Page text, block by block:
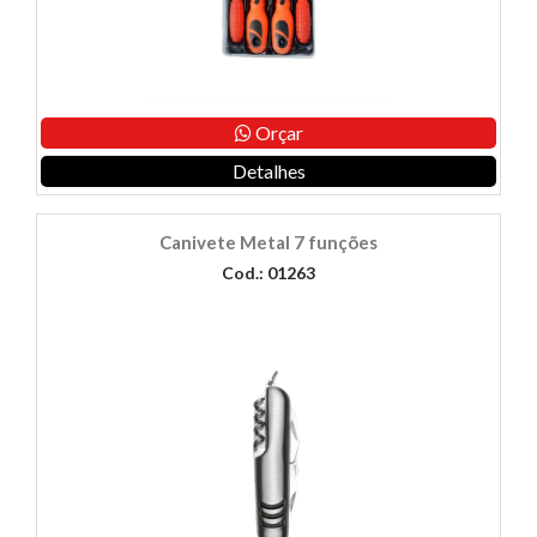
Orçar
Detalhes
Canivete Metal 7 funções
Cod.: 01263